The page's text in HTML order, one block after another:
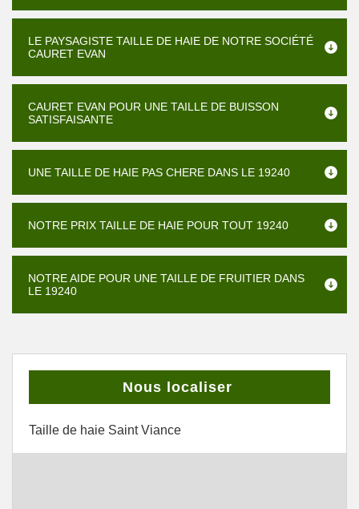
LE PAYSAGISTE TAILLE DE HAIE DE NOTRE SOCIÉTÉ
CAURET EVAN
CAURET EVAN POUR UNE TAILLE DE BUISSON
SATISFAISANTE
UNE TAILLE DE HAIE PAS CHERE DANS LE 19240
NOTRE PRIX TAILLE DE HAIE POUR TOUT 19240
NOTRE AIDE POUR UNE TAILLE DE FRUITIER DANS
LE 19240
Nous localiser
Taille de haie Saint Viance